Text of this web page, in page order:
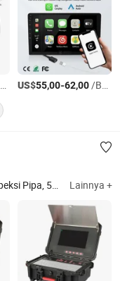
US$55,00-62,00/Bagian
Kamera Saluran, Kamera Pipa, Kamera Inspeksi Pipa, 512Hz Pemancar Sonde, Kamera Penyeimbang Diri, Borescope Artikulasi, Kamera Dinding Cavity, Kamera Inspeksi Borescope Kaku, Videoscope, Endoskop Lainnya +